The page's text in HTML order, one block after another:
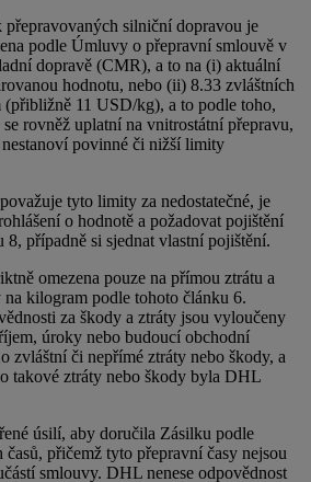
silniční dopravou je
podle Úmluvy o přepravní smlouvě v
dopravě (CMR), a to na (i) aktuální
hodnotu, nebo (ii) 8.33 zvláštních
11 USD/kg), a to podle toho,
rovněž uplatní na vnitrostátní přepravu,
povinné či nižší limity
tyto limity za nedostatečné, je
o hodnotě a požadovat pojištění
případně si sjednat vlastní pojištění.
omezena pouze na přímou ztrátu a
kilogram podle tohoto článku 6.
za škody a ztráty jsou vyloučeny
úroky nebo budoucí obchodní
zvláštní či nepřímé ztráty nebo škody, a
takové ztráty nebo škody byla DHL
úsilí, aby doručila Zásilku podle
přičemž tyto přepravní časy nejsou
smlouvy. DHL nenese odpovědnost